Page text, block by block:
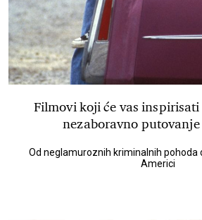
Filmovi koji će vas
nezaboravno
Od neglamuroznih kriminalnih pohoda
Americi